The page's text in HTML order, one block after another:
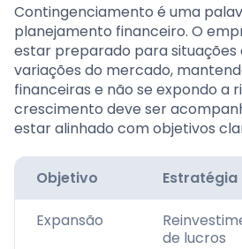
Contingenciamento é uma
planejamento financeiro. O
estar preparado para situações
variações do mercado,
financeiras e não se expondo a
crescimento deve ser
estar alinhado com objetivos
Objetivo Estratégia
Expansão
de lucros